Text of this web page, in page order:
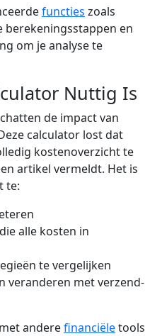
functies zoals
berekeningsstappen en
om je analyse te
Nuttig Is
de impact van
calculator lost dat
kostenoverzicht te
artikel vermeldt. Het is
te:
alle kosten in
te vergelijken
veranderen met verzend-
anderefinanciëletools